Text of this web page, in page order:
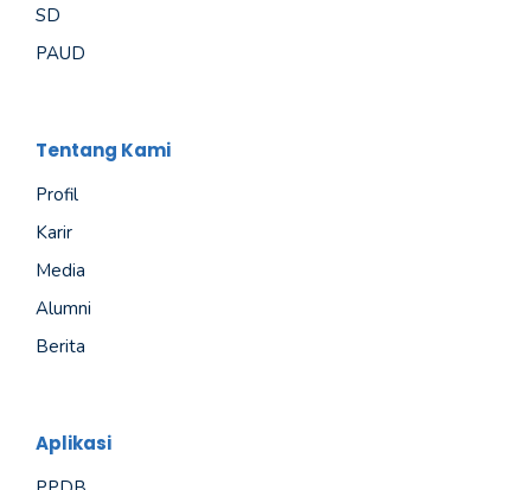
SD
PAUD
Tentang Kami
Profil
Karir
Media
Alumni
Berita
Aplikasi